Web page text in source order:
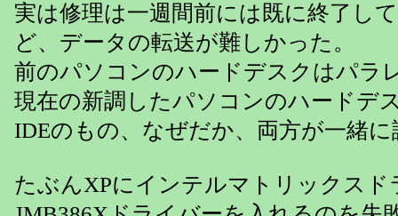
実は修理は一週間前には既に終了し
ど、データの転送が難しかった。
前のパソコンのハードデスクはパラ
現在の新調したパソコンのハードデ
IDEのもの、なぜだか、両方が一緒
たぶんXPにインテルマトリックスド